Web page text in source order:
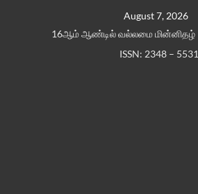
August 7, 2026
16ஆம் ஆண்டில் வல்லமை மின்னிதழ்
ISSN: 2348 – 5531